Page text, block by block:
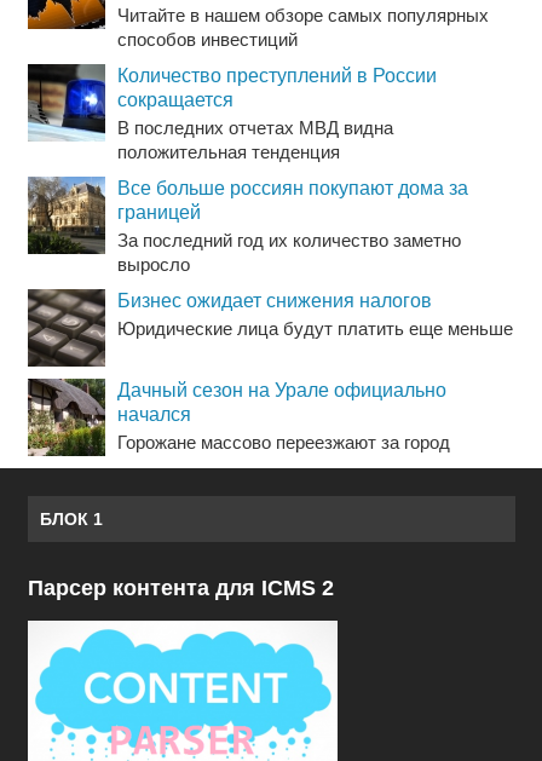
Читайте в нашем обзоре самых популярных
способов инвестиций
Количество преступлений в России
сокращается
В последних отчетах МВД видна
положительная тенденция
Все больше россиян покупают дома за
границей
За последний год их количество заметно
выросло
Бизнес ожидает снижения налогов
Юридические лица будут платить еще меньше
Дачный сезон на Урале официально
начался
Горожане массово переезжают за город
БЛОК 1
Парсер контента для ICMS 2